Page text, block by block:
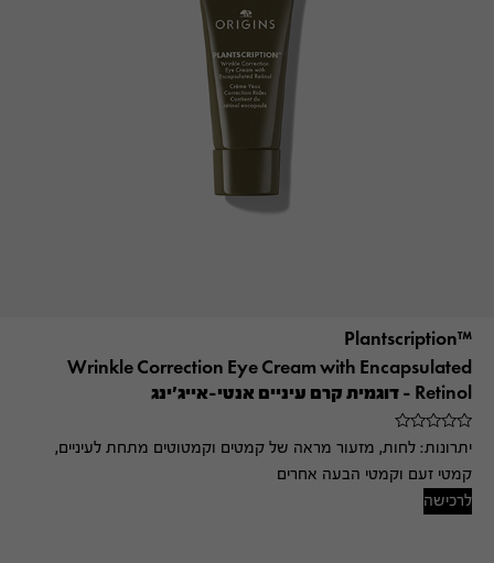
™Plantscription
Wrinkle Correction Eye Cream with Encapsulated
Retinol – דוגמית קרם עיניים אנטי-אייג'ינג
יתרונות: לחות, מזעור מראה של קמטים וקמטוטים מתחת לעיניים,
קמטי זעם וקמטי הבעה אחרים
לרכישה